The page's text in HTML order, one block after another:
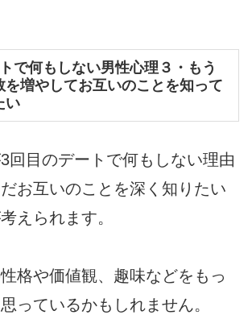
で何もしない男性心理３・もう
を増やしてお互いのことを知って
い
回目のデートで何もしない理由
お互いのことを深く知りたい
えられます。
格や価値観、趣味などをもっ
っているかもしれません。